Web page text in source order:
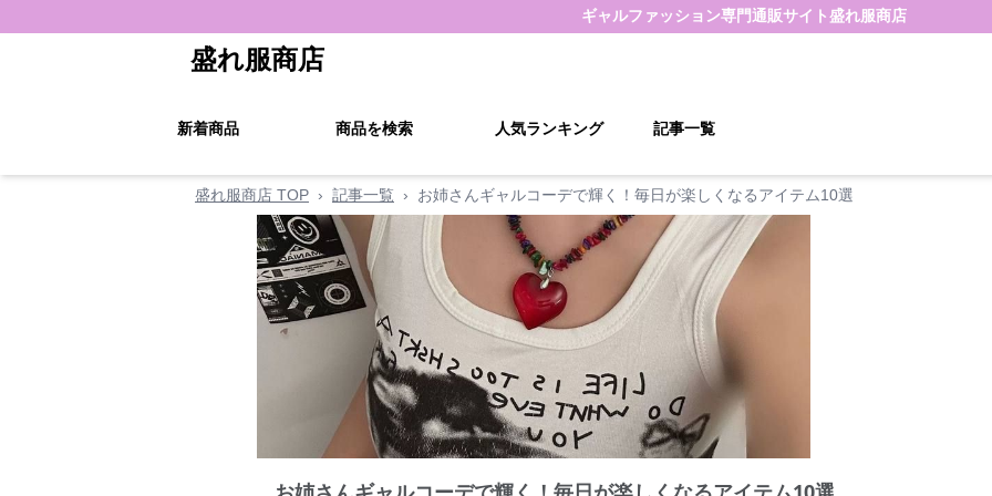
ギャルファッション専門通販サイト盛れ服商店
盛れ服商店
新着商品 商品を検索 人気ランキング 記事一覧
盛れ服商店 TOP › 記事一覧 › お姉さんギャルコーデで輝く！毎日が楽しくなるアイテム10選